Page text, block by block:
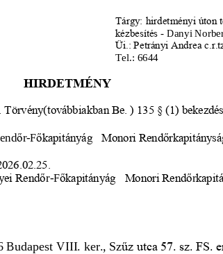
Tárgy: hirdetményi úton
kézbesítés - Danyi
Üi.: Petrányi Andrea
Tel.: 6644
HIRDETMÉNY
Be. ) 135 § (1)
őr-Főkapitányág  Monori Rendő
Rendőr-Főkapitányág  Monori Rendőr
Budapest VIII. ker., Szűz utca 57. sz. FS.